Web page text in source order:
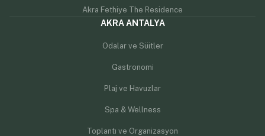
Akra Fethiye The Residence
AKRA ANTALYA
Odalar ve Süitler
Gastronomi
Plaj ve Havuzlar
Spa & Wellness
Toplantı ve Organizasyon